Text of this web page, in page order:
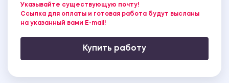
Указывайте существующую почту!
Ссылка для оплаты и готовая работа будут высланы
на указанный вами E-mail!
Купить работу